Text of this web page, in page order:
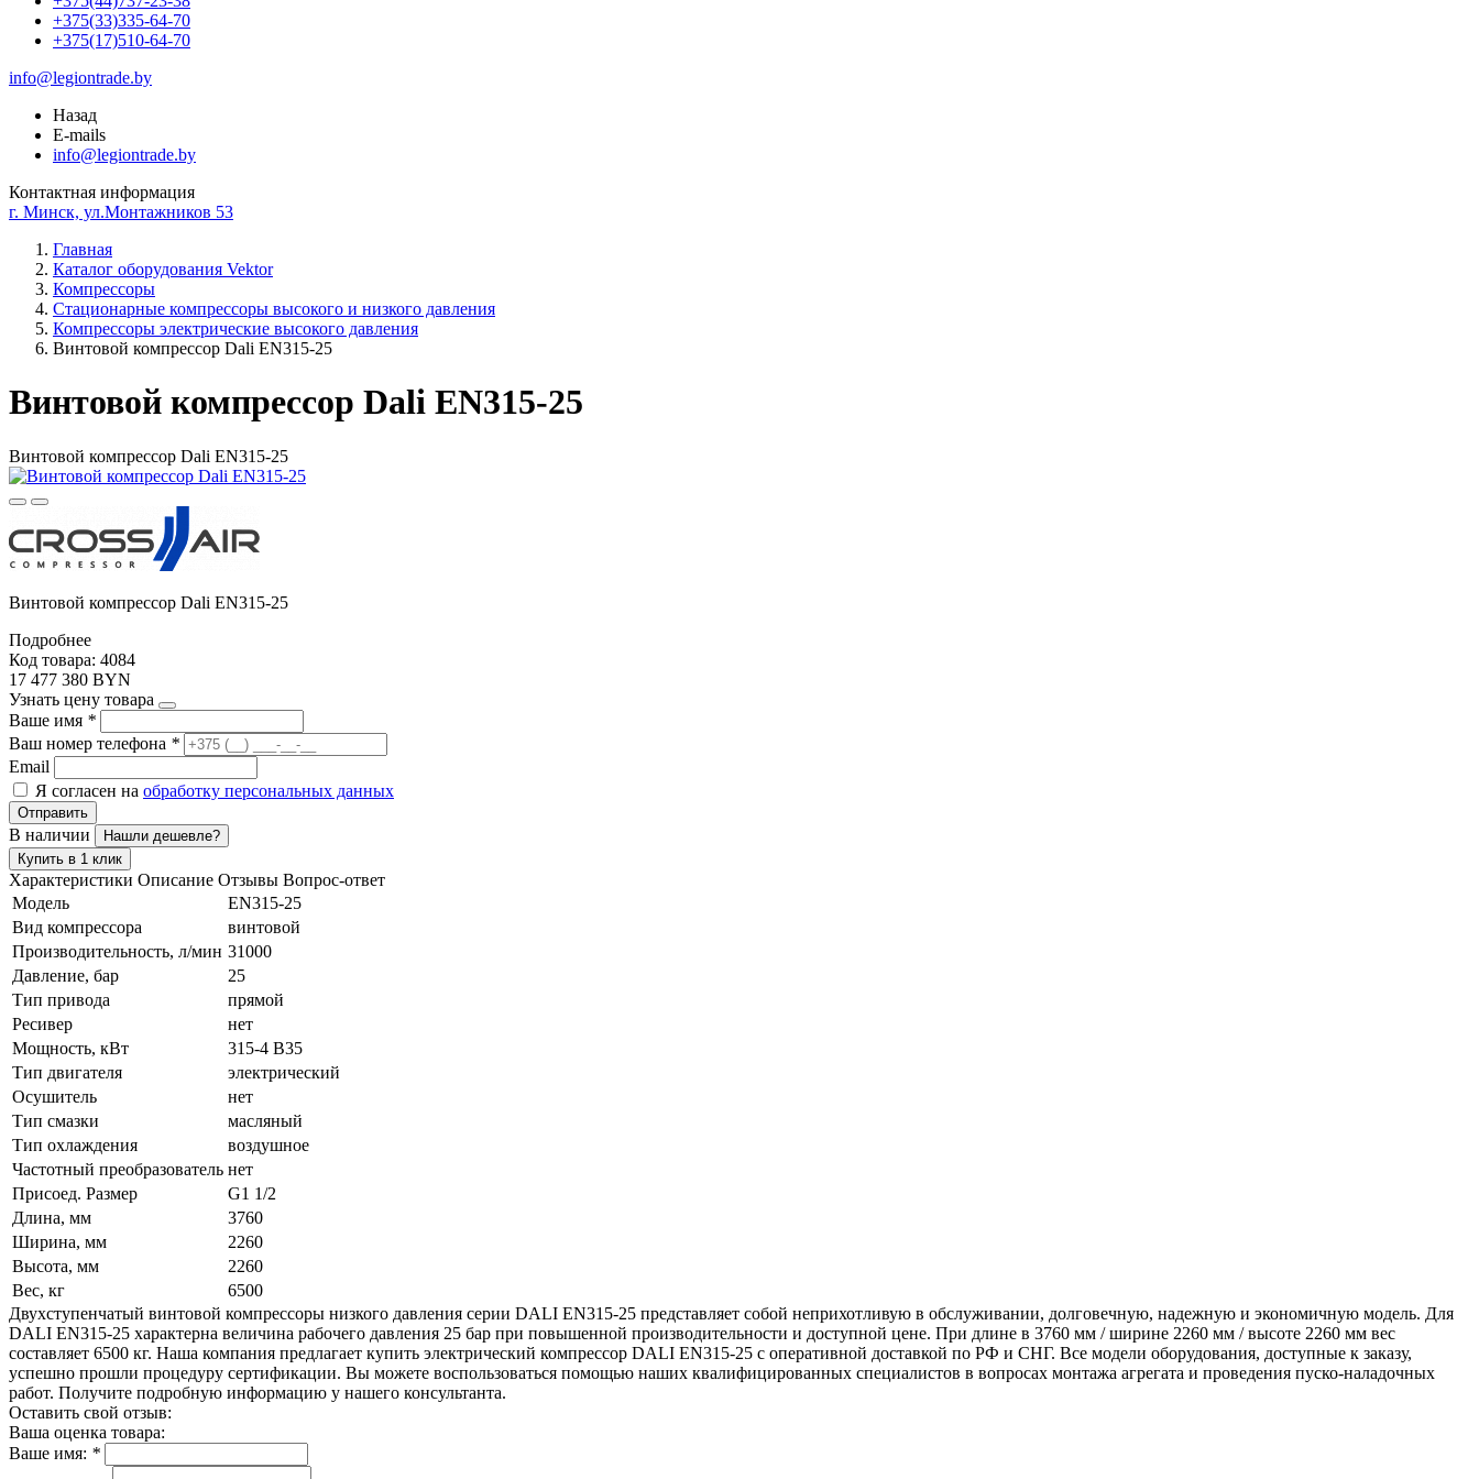
+375(33)335-64-70
+375(17)510-64-70
info@legiontrade.by
Назад
E-mails
info@legiontrade.by
Контактная информация
г. Минск, ул.Монтажников 53
Главная
Каталог оборудования Vektor
Компрессоры
Стационарные компрессоры высокого и низкого давления
Компрессоры электрические высокого давления
Винтовой компрессор Dali EN315-25
Винтовой компрессор Dali EN315-25
Винтовой компрессор Dali EN315-25
Винтовой компрессор Dali EN315-25
Подробнее
Код товара: 4084
17 477 380 BYN
Узнать цену товара
Ваше имя *
Ваш номер телефона *
Email
Я согласен на обработку персональных данных
Отправить
В наличии
Нашли дешевле?
Купить в 1 клик
Характеристики Описание Отзывы Вопрос-ответ
Модель
EN315-25
Вид компрессора
винтовой
Производительность, л/мин 31000
Давление, бар
25
Тип привода
прямой
Ресивер
нет
Мощность, кВт
315-4 B35
Тип двигателя
электрический
Осушитель
нет
Тип смазки
масляный
Тип охлаждения
воздушное
Частотный преобразователь нет
Присоед. Размер
G1 1/2
Длина, мм
3760
Ширина, мм
2260
Высота, мм
2260
Вес, кг
6500
Двухступенчатый винтовой компрессоры низкого давления серии DALI EN315-25 представляет собой неприхотливую в обслуживании, долговечную, надежную и экономичную модель. Для
DALI EN315-25 характерна величина рабочего давления 25 бар при повышенной производительности и доступной цене. При длине в 3760 мм / ширине 2260 мм / высоте 2260 мм вес
составляет 6500 кг. Наша компания предлагает купить электрический компрессор DALI EN315-25 с оперативной доставкой по РФ и СНГ. Все модели оборудования, доступные к заказу,
успешно прошли процедуру сертификации. Вы можете воспользоваться помощью наших квалифицированных специалистов в вопросах монтажа агрегата и проведения пуско-наладочных
работ. Получите подробную информацию у нашего консультанта.
Оставить свой отзыв:
Ваша оценка товара:
Ваше имя: *